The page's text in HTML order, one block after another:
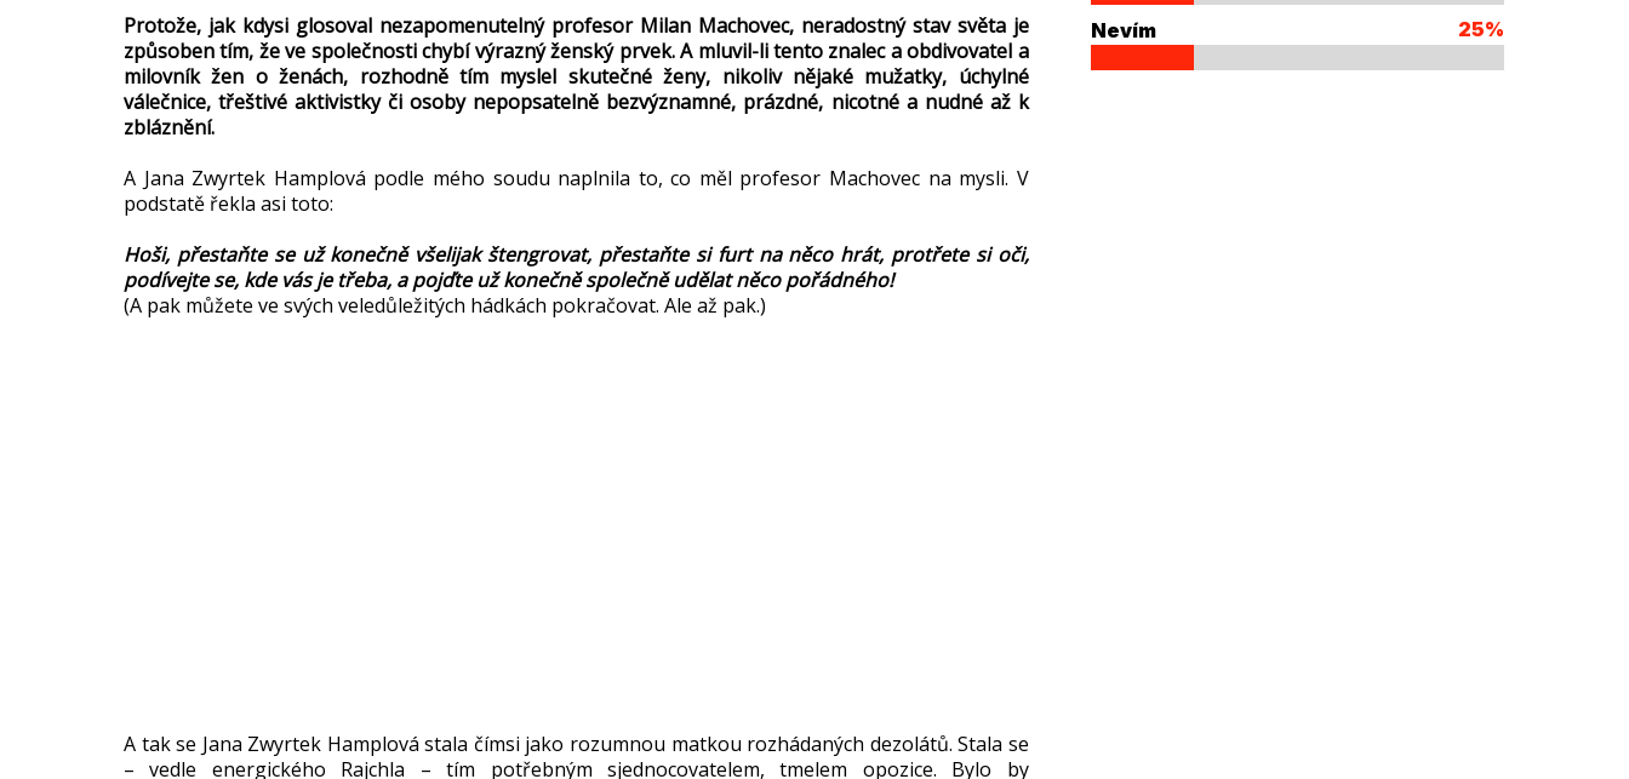
Protože, jak kdysi glosoval nezapomenutelný profesor Milan Machovec, neradostný stav světa je
způsoben tím, že ve společnosti chybí výrazný ženský prvek. A mluvil-li tento znalec a obdivovatel a
milovník žen o ženách, rozhodně tím myslel skutečné ženy, nikoliv nějaké mužatky, úchylné
válečnice, třeštivé aktivistky či osoby nepopsatelně bezvýznamné, prázdné, nicotné a nudné až k
zbláznění.
A Jana Zwyrtek Hamplová podle mého soudu naplnila to, co měl profesor Machovec na mysli. V
podstatě řekla asi toto:
Hoši, přestaňte se už konečně všelijak štengrovat, přestaňte si furt na něco hrát, protřete si oči,
podívejte se, kde vás je třeba, a pojďte už konečně společně udělat něco pořádného!
(A pak můžete ve svých veledůležitých hádkách pokračovat. Ale až pak.)
A tak se Jana Zwyrtek Hamplová stala čímsi jako rozumnou matkou rozhádaných dezolátů. Stala se
– vedle energického Rajchla – tím potřebným sjednocovatelem, tmelem opozice. Bylo by
Nevím 25%